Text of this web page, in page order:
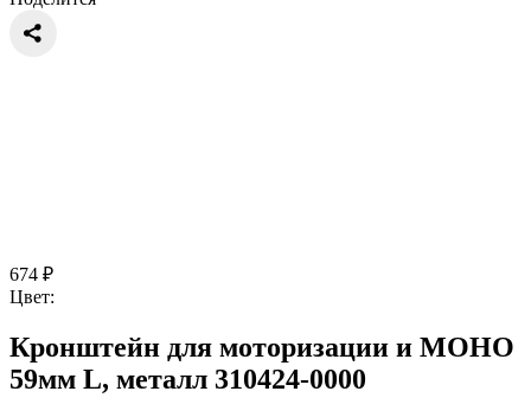
674 ₽
Цвет:
Кронштейн для моторизации и МОНО
59мм L, металл 310424-0000